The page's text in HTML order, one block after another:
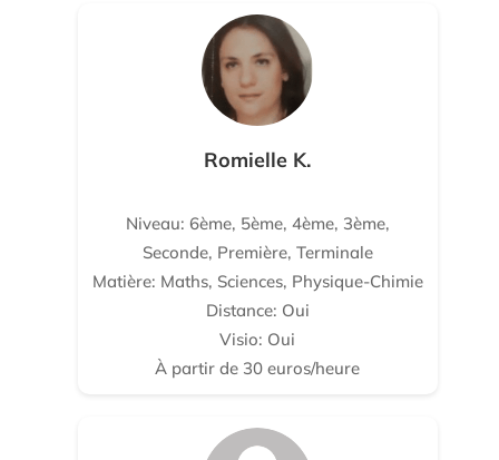
Romielle K.
Niveau: 6ème, 5ème, 4ème, 3ème,
Seconde, Première, Terminale
Matière: Maths, Sciences, Physique-Chimie
Distance: Oui
Visio: Oui
À partir de 30 euros/heure